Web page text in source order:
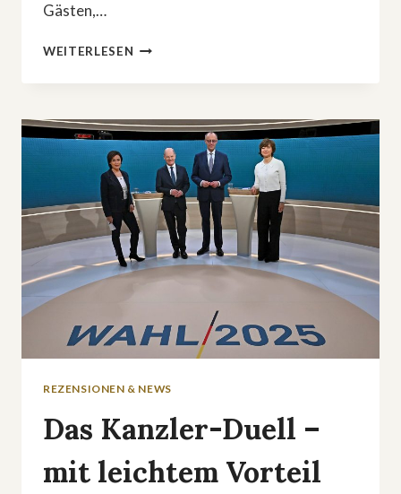
Gästen,…
WEITERLESEN »MAISCHBERGER«
26.
REZENSIONEN & NEWS
Das Kanzler-Duell –
mit leichtem Vorteil